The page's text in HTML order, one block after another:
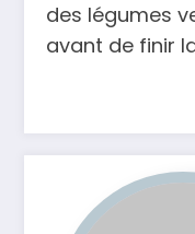
des légumes
avant de finir